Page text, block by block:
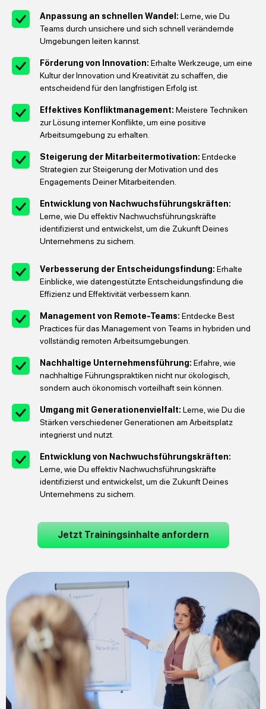
Anpassung an schnellen Wandel: Lerne, wie Du
Teams durch unsichere und sich schnell verändernde
Umgebungen leiten kannst.
Förderung von Innovation: Erhalte Werkzeuge, um eine
Kultur der Innovation und Kreativität zu schaffen, die
entscheidend für den langfristigen Erfolg ist.
Effektives Konfliktmanagement: Meistere Techniken
zur Lösung interner Konflikte, um eine positive
Arbeitsumgebung zu erhalten.
Steigerung der Mitarbeitermotivation: Entdecke
Strategien zur Steigerung der Motivation und des
Engagements Deiner Mitarbeitenden.
Entwicklung von Nachwuchsführungskräften:
Lerne, wie Du effektiv Nachwuchsführungskräfte
identifizierst und entwickelst, um die Zukunft Deines
Unternehmens zu sichern.
Verbesserung der Entscheidungsfindung: Erhalte
Einblicke, wie datengestützte Entscheidungsfindung die
Effizienz und Effektivität verbessern kann.
Management von Remote-Teams: Entdecke Best
Practices für das Management von Teams in hybriden und
vollständig remoten Arbeitsumgebungen.
Nachhaltige Unternehmensführung: Erfahre, wie
nachhaltige Führungspraktiken nicht nur ökologisch,
sondern auch ökonomisch vorteilhaft sein können.
Umgang mit Generationenvielfalt: Lerne, wie Du die
Stärken verschiedener Generationen am Arbeitsplatz
integrierst und nutzt.
Entwicklung von Nachwuchsführungskräften:
Lerne, wie Du effektiv Nachwuchsführungskräfte
identifizierst und entwickelst, um die Zukunft Deines
Unternehmens zu sichern.
Jetzt Trainingsinhalte anfordern